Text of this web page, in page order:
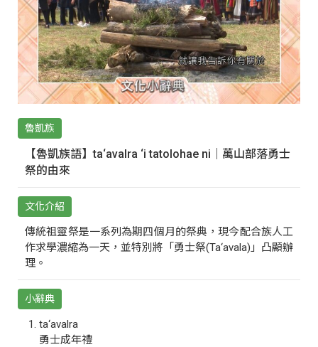
魯凱族
【魯凱族語】ta‘avalra ‘i tatolohae ni｜萬山部落勇士
祭的由來
文化介紹
傳統祖靈祭是一系列為期四個月的祭典，現今配合族人工
作求學濃縮為一天，並特別將「勇士祭(Ta‘avala)」凸顯辦
理。
小辭典
ta‘avalra
勇士成年禮